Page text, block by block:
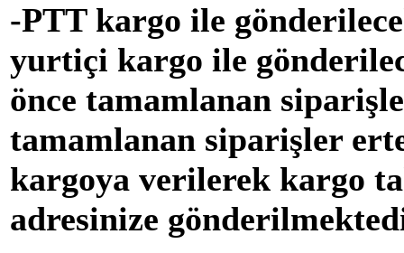
-PTT kargo ile
yurtiçi kargo ile
önce tamamlanan
tamamlanan siparişler
kargoya verilerek kargo
adresinize